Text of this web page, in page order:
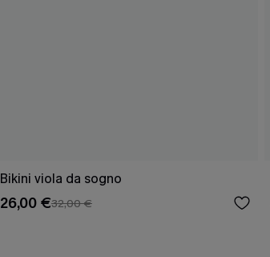
Bikini viola da sogno
26,00 €32,00 €